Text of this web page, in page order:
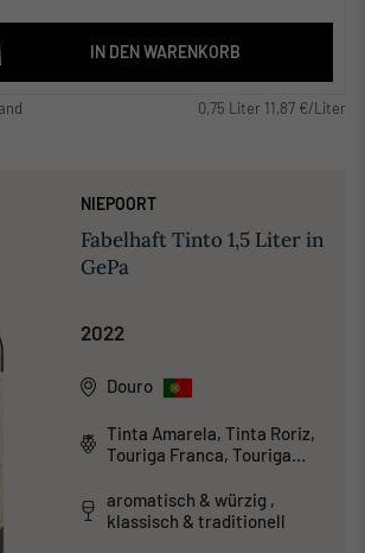
IN DEN WARENKORB
0,75 Liter 11,87 €/Liter
NIEPOORT
Fabelhaft Tinto 1,5 Liter in
GePa
2022
Douro
Tinta Amarela, Tinta Roriz,
Touriga Franca, Touriga
aromatisch & würzig ,
klassisch & traditionell